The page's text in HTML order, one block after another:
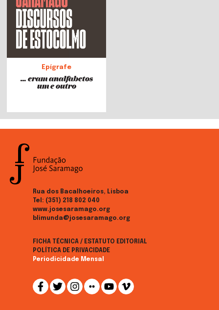
Epígrafe
… eram analfabetos
um e outro
Rua dos Bacalhoeiros, Lisboa
Tel: (351) 218 802 040
www.josesaramago.org
blimunda@josesaramago.org
FICHA TÉCNICA / ESTATUTO EDITORIAL
POLÍTICA DE PRIVACIDADE
Periodicidade Mensal